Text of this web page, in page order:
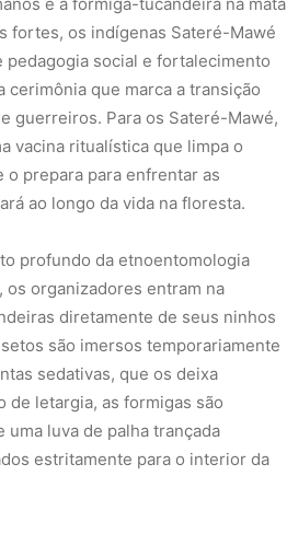
fortes, os indígenas Sateré-Mawé
social e fortalecimento
cerimônia que marca a transição
guerreiros. Para os Sateré-Mawé,
vacina ritualística que limpa o
prepara para enfrentar as
ao longo da vida na floresta.
profundo da etnoentomologia
organizadores entram na
diretamente de seus ninhos
são imersos temporariamente
sedativas, que os deixa
letargia, as formigas são
luva de palha trançada
estritamente para o interior da